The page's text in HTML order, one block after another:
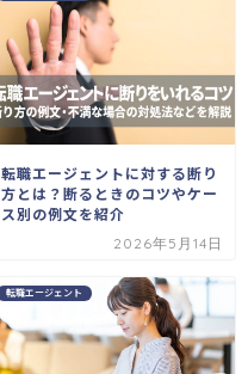
転職エージェントに対する断り
方とは？断るときのコツやケー
ス別の例文を紹介
2026年5月14日
転職エージェント